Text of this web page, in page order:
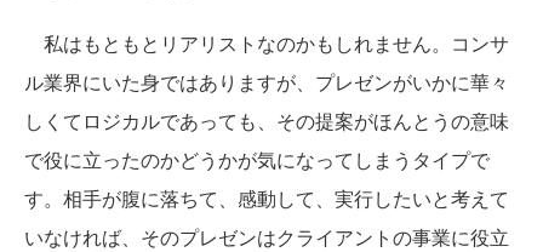
私はもともとリアリストなのかもしれません。コンサ
ル業界にいた身ではありますが、プレゼンがいかに華々
しくてロジカルであっても、その提案がほんとうの意味
で役に立ったのかどうかが気になってしまうタイプで
す。相手が腹に落ちて、感動して、実行したいと考えて
いなければ、そのプレゼンはクライアントの事業に役立